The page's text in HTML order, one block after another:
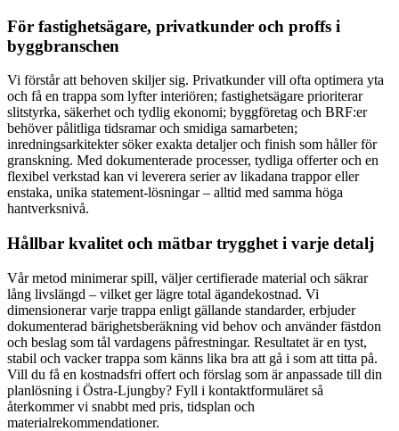
För fastighetsägare, privatkunder och proffs i
byggbranschen
Vi förstår att behoven skiljer sig. Privatkunder vill ofta optimera yta
och få en trappa som lyfter interiören; fastighetsägare prioriterar
slitstyrka, säkerhet och tydlig ekonomi; byggföretag och BRF:er
behöver pålitliga tidsramar och smidiga samarbeten;
inredningsarkitekter söker exakta detaljer och finish som håller för
granskning. Med dokumenterade processer, tydliga offerter och en
flexibel verkstad kan vi leverera serier av likadana trappor eller
enstaka, unika statement-lösningar – alltid med samma höga
hantverksnivå.
Hållbar kvalitet och mätbar trygghet i varje detalj
Vår metod minimerar spill, väljer certifierade material och säkrar
lång livslängd – vilket ger lägre total ägandekostnad. Vi
dimensionerar varje trappa enligt gällande standarder, erbjuder
dokumenterad bärighetsberäkning vid behov och använder fästdon
och beslag som tål vardagens påfrestningar. Resultatet är en tyst,
stabil och vacker trappa som känns lika bra att gå i som att titta på.
Vill du få en kostnadsfri offert och förslag som är anpassade till din
planlösning i Östra-Ljungby? Fyll i kontaktformuläret så
återkommer vi snabbt med pris, tidsplan och
materialrekommendationer.